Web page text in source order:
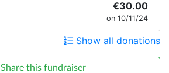
€30.00
on 10/11/24
Show all donations
Share this fundraiser